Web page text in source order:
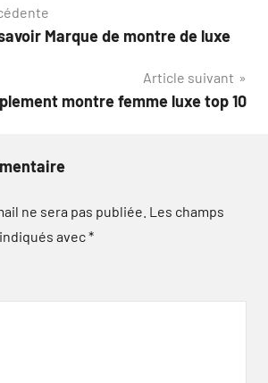
Marque de montre de luxe
Article suivant
montre femme luxe top 10
ne sera pas publiée. Les champs
avec*